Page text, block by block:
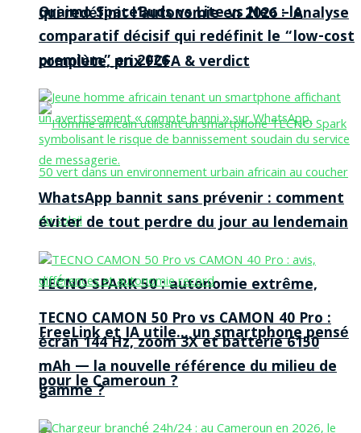
qui redéfinit l’autonomie en 2026 – Analyse
complète, prix FCFA & verdict
TECNO SPARK 50 : autonomie extrême,
FreeLink et IA utile… un smartphone pensé
pour le Cameroun ?
Oraimo SpaceBuds vs Lite vs Neo : le
comparatif décisif qui redéfinit le “low-cost
premium” en 2026
WhatsApp bannit sans prévenir : comment
éviter de tout perdre du jour au lendemain
TECNO CAMON 50 Pro vs CAMON 40 Pro :
écran 144 Hz, zoom 3X et batterie 6150
mAh — la nouvelle référence du milieu de
gamme ?